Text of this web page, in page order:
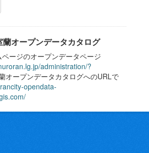
蘭オープンデータカタログ
ージのオープンデータページ
administration/?
オープンデータカタログへのURLで
opendata-